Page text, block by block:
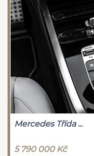
Mercedes Třída ...
5 790 000 Kč